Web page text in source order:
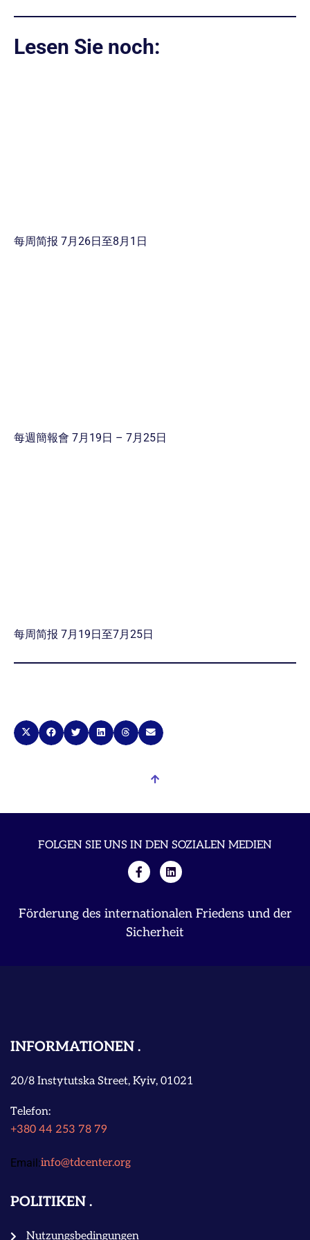
Lesen Sie noch:
每周简报 7月26日至8月1日
每週簡報會 7月19日 – 7月25日
每周简报 7月19日至7月25日
FOLGEN SIE UNS IN DEN SOZIALEN MEDIEN
Förderung des internationalen Friedens und der
Sicherheit
INFORMATIONEN
20/8 Instytutska Street, Kyiv, 01021
Telefon:
+380 44 253 78 79
Email:info@tdcenter.org
POLITIKEN
Nutzungsbedingungen